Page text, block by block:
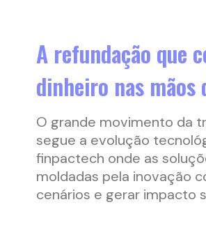
O grande movimento da
segue a evolução
finpactech onde as
moldadas pela inovação
cenários e gerar impacto
A refundação que
dinheiro nas mãos